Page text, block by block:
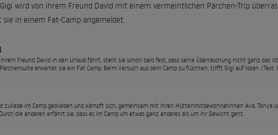
wird von ihrem Freund David mit einem vermeintlichen Pärchen-Trip
sie in einem Fat-Camp angemeldet.
Freund David in den Urlaub fährt, stellt sie schon bald fest, dass seine Überraschung nicht ganz das
erwartet sie ein Fat Camp. Beim Versuch aus dem Camp zu flüchten, trifft Gigi auf Noah. (Text:
zuliebe im Camp geblieben und kämpft sich, gemeinsam mit ihren Hüttenmitbewohnerinnen Ava, Tonya
die anderen erfährt sie, dass es im Camp um etwas ganz anderes als um ihr Gewicht geht.